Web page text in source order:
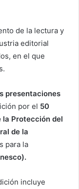
de la lectura y
editorial
en el que
presentaciones
por el 50
la Protección del
de la
para la
incluye